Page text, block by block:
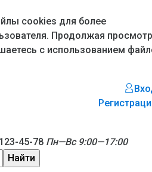
cookies для более
Продолжая просмотр
с использованием
45-78 Пн—Вс 9:00—17:00
Найти